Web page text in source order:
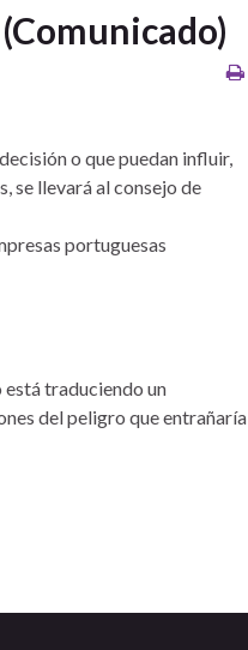
o que puedan influir,
se llevará al consejo de
portuguesas
está traduciendo un
del peligro que entrañaría